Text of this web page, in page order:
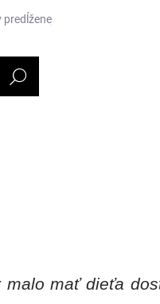
lehote 45 dní
mať dieťa